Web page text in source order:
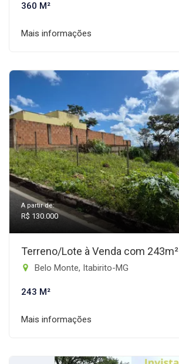
360 M²
Mais informações
A partir de:
R$ 130.000
Terreno/Lote à Venda com 243m²
Belo Monte, Itabirito-MG
243 M²
Mais informações